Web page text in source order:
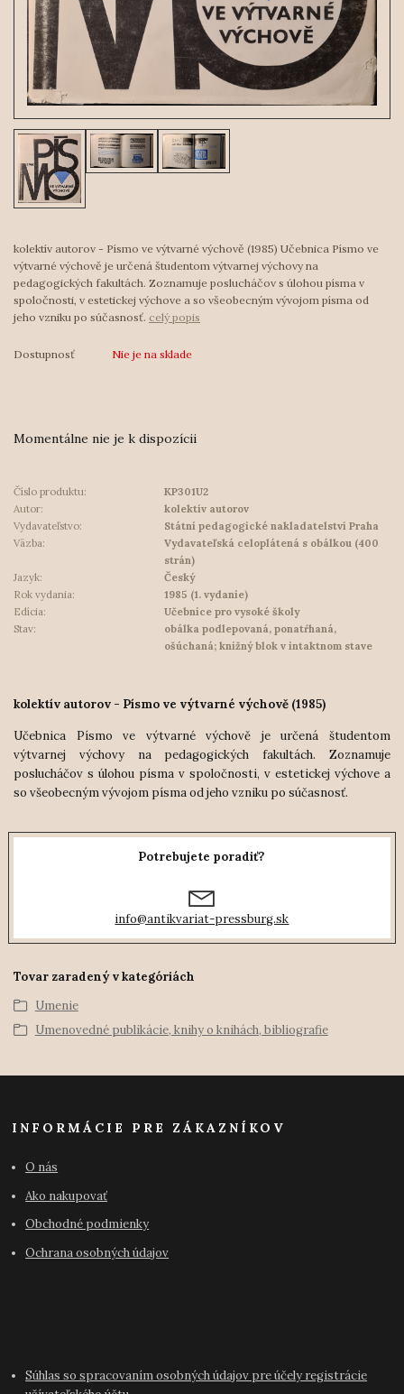
kolektív autorov - Písmo ve výtvarné výchově (1985) Učebnica Písmo ve
výtvarné výchově je určená študentom výtvarnej výchovy na
pedagogických fakultách. Zoznamuje poslucháčov s úlohou písma v
spoločnosti, v estetickej výchove a so všeobecným vývojom písma od
jeho vzniku po súčasnosť. celý popis
Dostupnosť Nie je na sklade
Momentálne nie je k dispozícii
Číslo produktu:
KP301U2
Autor:
kolektív autorov
Vydavateľstvo:
Státní pedagogické nakladatelství Praha
Väzba:
Vydavateľská celoplátená s obálkou (400
strán)
Jazyk:
Český
Rok vydania:
1985 (1. vydanie)
Edícia:
Učebnice pro vysoké školy
Stav:
obálka podlepovaná, ponatŕhaná,
ošúchaná; knižný blok v intaktnom stave
kolektív autorov - Písmo ve výtvarné výchově (1985)
Učebnica Písmo ve výtvarné výchově je určená študentom
výtvarnej výchovy na pedagogických fakultách. Zoznamuje
poslucháčov s úlohou písma v spoločnosti, v estetickej výchove a
so všeobecným vývojom písma od jeho vzniku po súčasnosť.
Potrebujete poradiť?
info@antikvariat-pressburg.sk
Tovar zaradený v kategóriách
Umenie
Umenovedné publikácie, knihy o knihách, bibliografie
INFORMÁCIE PRE ZÁKAZNÍKOV
O nás
Ako nakupovať
Obchodné podmienky
Ochrana osobných údajov
Súhlas so spracovaním osobných údajov pre účely registrácie